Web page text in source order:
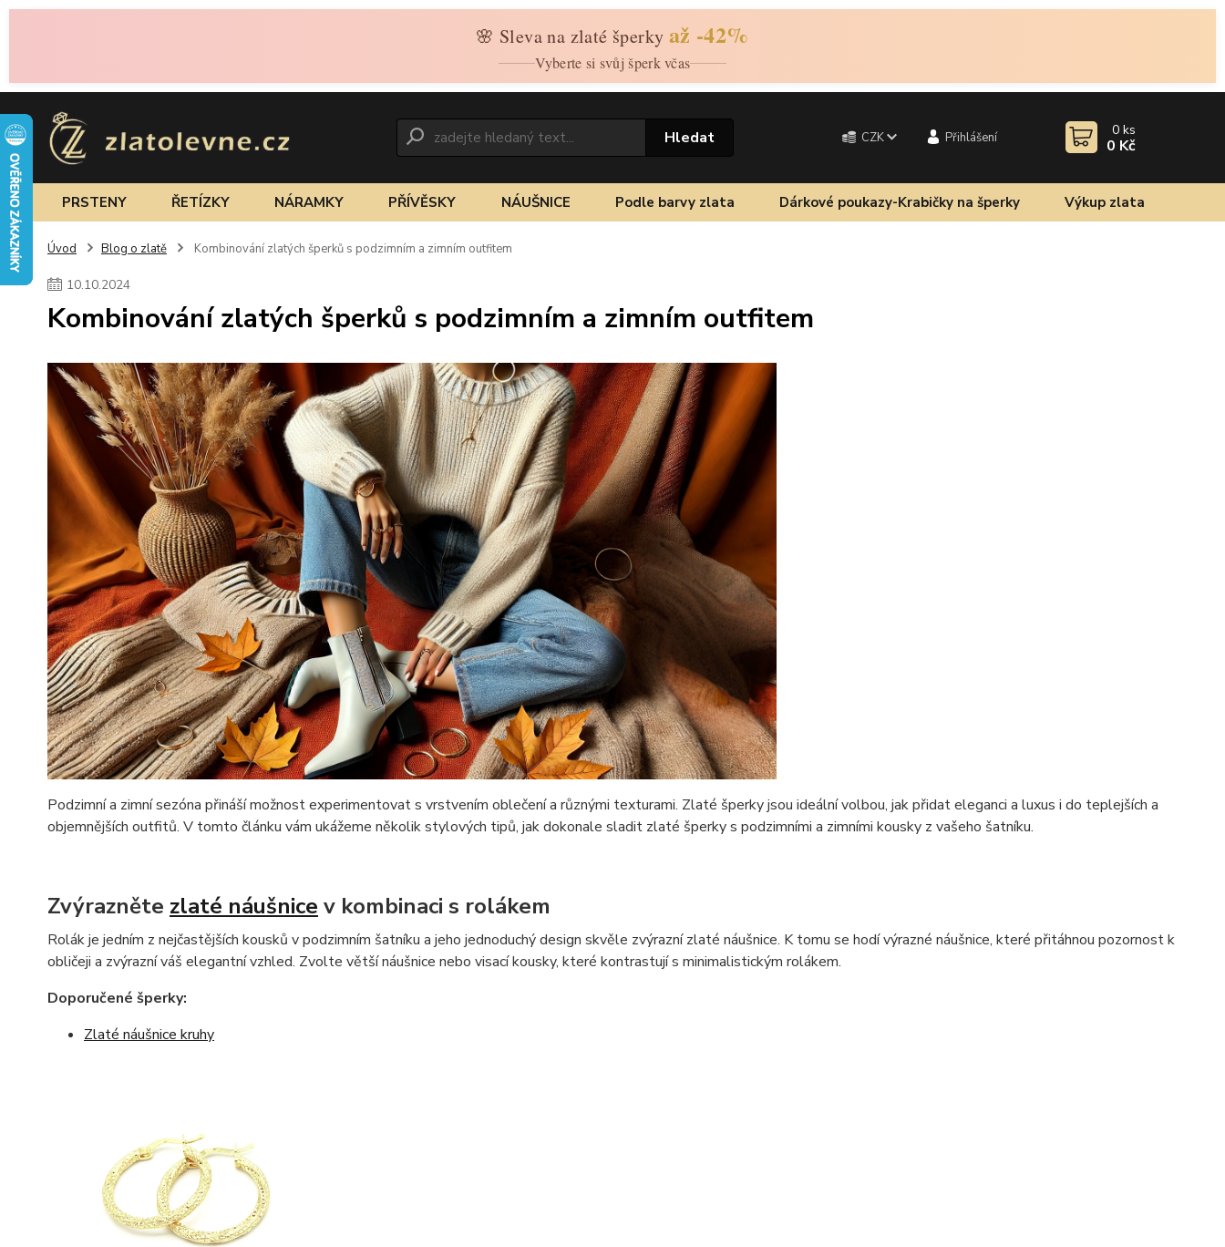
🌸 Sleva na zlaté šperky až -42%
Vyberte si svůj šperk včas
CZK Přihlášení
Hledat 0 ks
0 Kč
PRSTENY ŘETÍZKY NÁRAMKY PŘÍVĚSKY NÁUŠNICE Podle barvy zlata Dárkové poukazy-Krabičky na šperky Výkup zlata
Úvod Blog o zlatě Kombinování zlatých šperků s podzimním a zimním outfitem
10.10.2024
Kombinování zlatých šperků s podzimním a zimním outfitem
Podzimní a zimní sezóna přináší možnost experimentovat s vrstvením oblečení a různými texturami. Zlaté šperky jsou ideální volbou, jak přidat eleganci a luxus i do teplejších a
objemnějších outfitů. V tomto článku vám ukážeme několik stylových tipů, jak dokonale sladit zlaté šperky s podzimními a zimními kousky z vašeho šatníku.
Zvýrazněte zlaté náušnice v kombinaci s rolákem
Rolák je jedním z nejčastějších kousků v podzimním šatníku a jeho jednoduchý design skvěle zvýrazní zlaté náušnice. K tomu se hodí výrazné náušnice, které přitáhnou pozornost k
obličeji a zvýrazní váš elegantní vzhled. Zvolte větší náušnice nebo visací kousky, které kontrastují s minimalistickým rolákem.
Doporučené šperky:
Zlaté náušnice kruhy